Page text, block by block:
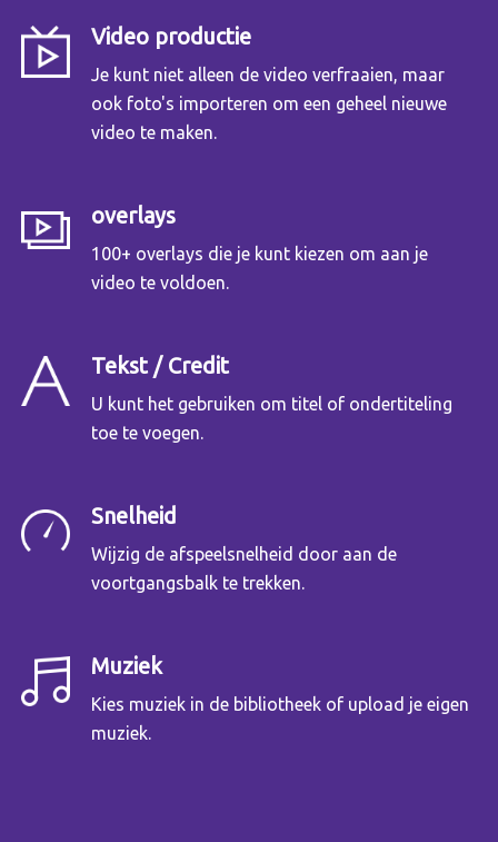
Video productie
Je kunt niet alleen de video verfraaien, maar
ook foto's importeren om een geheel nieuwe
video te maken.
overlays
100+ overlays die je kunt kiezen om aan je
video te voldoen.
Tekst / Credit
U kunt het gebruiken om titel of ondertiteling
toe te voegen.
Snelheid
Wijzig de afspeelsnelheid door aan de
voortgangsbalk te trekken.
Muziek
Kies muziek in de bibliotheek of upload je eigen
muziek.